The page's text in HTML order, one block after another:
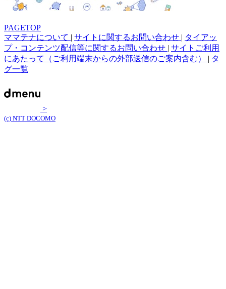
PAGETOP
ママテナについて | サイトに関するお問い合わせ | タイアッ
プ・コンテンツ配信等に関するお問い合わせ | サイトご利用
にあたって（ご利用端末からの外部送信のご案内含む） | タ
グ一覧
>
(c) NTT DOCOMO